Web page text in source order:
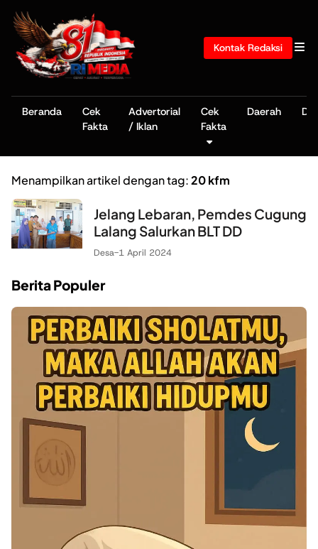
Kontak Redaksi
Beranda
Cek
Fakta
Advertorial
/ Iklan
Cek
Fakta
Daerah
Menampilkan artikel dengan tag:20 kfm
Jelang Lebaran, Pemdes Cugung
Lalang Salurkan BLT DD
Desa-1 April 2024
Berita Populer